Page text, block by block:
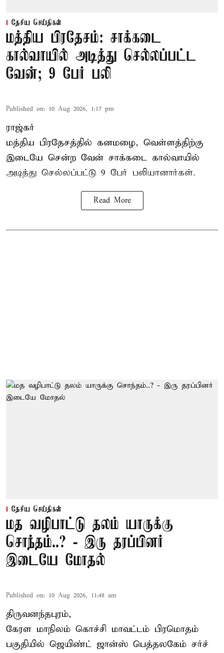
தேசிய செய்திகள்
மத்திய பிரதேசம்: சாக்கடை
கால்வாயில் அடித்து செல்லப்பட்ட
வேன்; 9 பேர் பலி
Published on: 10 Aug 2026, 1:17 pm
ராஜ்கர்
மத்திய பிரதேசத்தில் கனமழை, வெள்ளத்திற்கு
இடையே சென்ற வேன் சாக்கடை கால்வாயில்
அடித்து செல்லப்பட்டு 9 பேர் பலியானார்கள்.
Read More
தேசிய செய்திகள்
மத வழிபாட்டு தலம் யாருக்கு
சொந்தம்..? - இரு தரப்பினர்
இடையே மோதல்
Published on: 10 Aug 2026, 11:48 am
திருவனந்தபுரம்,
கேரள மாநிலம் கொச்சி மாவட்டம் பிரமொதம்
பகுதியில் ஜெயிண்ட் ஜான்ஸ் பெத்தலகேம் சர்ச்